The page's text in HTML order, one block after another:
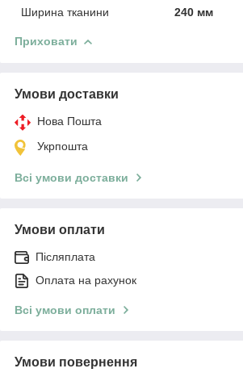
Ширина тканини 240 мм
Приховати
Умови доставки
Нова Пошта
Укрпошта
Всі умови доставки
Умови оплати
Післяплата
Оплата на рахунок
Всі умови оплати
Умови повернення